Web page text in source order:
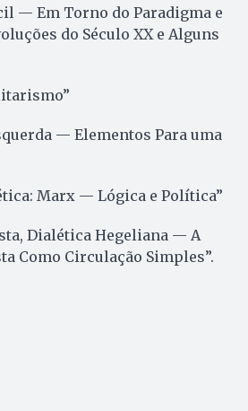
— Em Torno do Paradigma e
do Século XX e Alguns
— Elementos Para uma
Marx — Lógica e Política”
Dialética Hegeliana — A
Como Circulação Simples”.